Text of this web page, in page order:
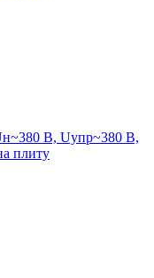
В, Uупр~380 В,
плиту